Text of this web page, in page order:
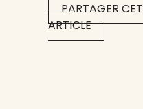
PARTAGER CET
ARTICLE